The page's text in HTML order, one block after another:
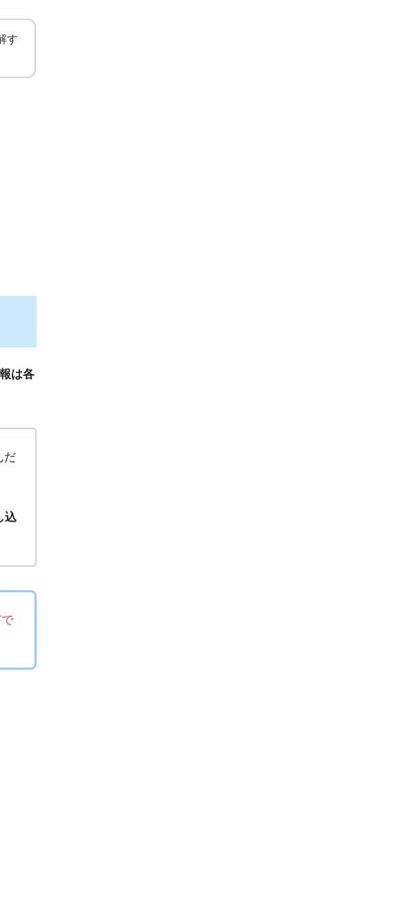
す
は各
だ
込